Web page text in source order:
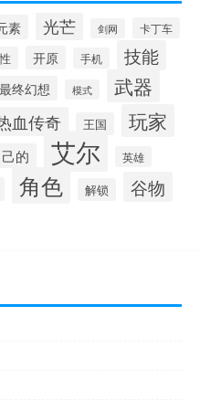
素 光芒 剑网 卡丁车
开原 手机 技能
最终幻想 模式 武器
血传奇 王国 玩家
的 艾尔 英雄
角色 解锁 谷物